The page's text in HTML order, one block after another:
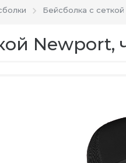
Бейсболка с
Newport,